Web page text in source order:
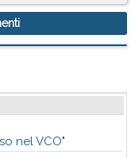
nel VCO"